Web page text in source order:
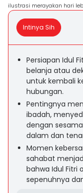
ilustrasi merayakan hari
Intinya Sih
Persiapan Idul
belanja atau
untuk kembali
hubungan.
Pentingnya
ibadah,
dengan
dalam dan
Momen
sahabat
bahwa Idul Fitri
sepenuhnya